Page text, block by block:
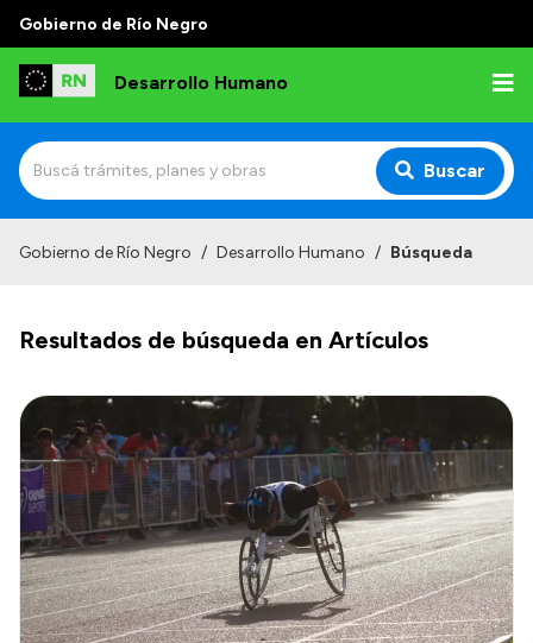
Gobierno de Río Negro
Desarrollo Humano
Buscar
Misión
Autoridades
Delegaciones
Normativa
Transparencia
Presupuesto
Gobierno de Río Negro / Desarrollo Humano / Búsqueda
Resultados de búsqueda en Artículos